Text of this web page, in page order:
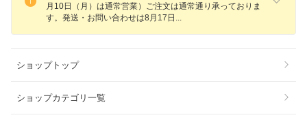
月10日（月）は通常営業）ご注文は通常通り承っておりま
す。発送・お問い合わせは8月17 日
ショップトップ
ショップカテゴリ一覧